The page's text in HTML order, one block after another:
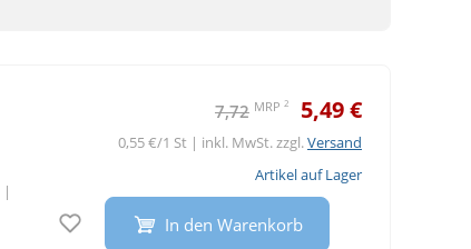
|
7,72 MRP 2 5,49 €
0,55 €/1 St | inkl. MwSt. zzgl.Versand
Artikel auf Lager
Auf den Merkzettel
In den Warenkorb